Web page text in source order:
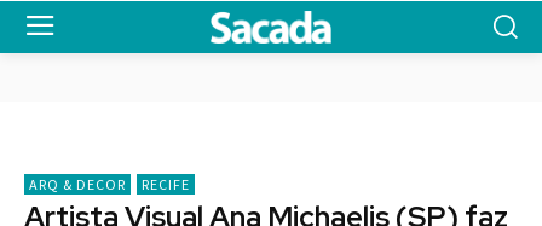
ARQ & DECOR RECIFE
Artista Visual Ana Michaelis (SP) faz